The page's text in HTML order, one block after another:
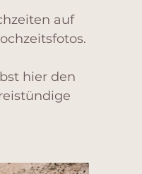
auf
hier den